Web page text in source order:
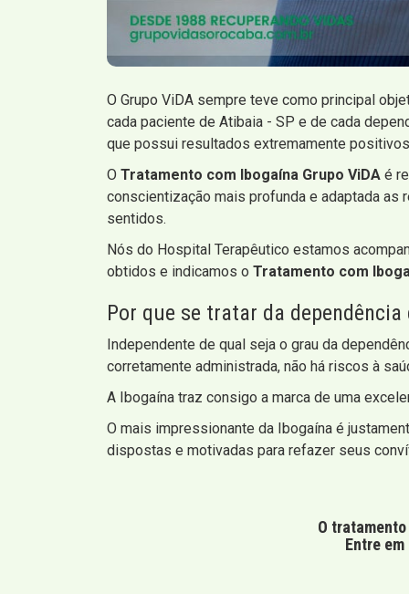
O Grupo ViDA sempre teve como principal
cada paciente de Atibaia - SP e de cada
que possui resultados extremamente
O Tratamento com Ibogaína Grupo ViDA é
conscientização mais profunda e adaptada
sentidos.
Nós do Hospital Terapêutico estamos
obtidos e indicamos o Tratamento com
Por que se tratar da
Independente de qual seja o grau da
corretamente administrada, não há riscos à
A Ibogaína traz consigo a marca de uma
O mais impressionante da Ibogaína é
dispostas e motivadas para refazer seus
O
Entre